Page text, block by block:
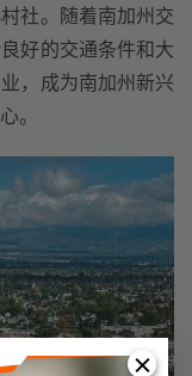
社。随着南加州交
好的交通条件和大
，成为南加州新兴
。